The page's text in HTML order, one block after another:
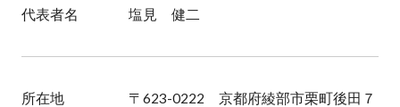
代表者名 塩見 健二
所在地 〒623-0222 京都府綾部市栗町後田７